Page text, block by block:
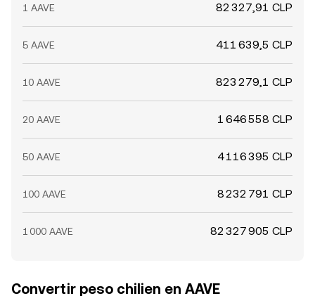
1 AAVE 82 327,91 CLP
5 AAVE 411 639,5 CLP
10 AAVE 823 279,1 CLP
20 AAVE 1 646 558 CLP
50 AAVE 4 116 395 CLP
100 AAVE 8 232 791 CLP
1 000 AAVE 82 327 905 CLP
Convertir peso chilien en AAVE